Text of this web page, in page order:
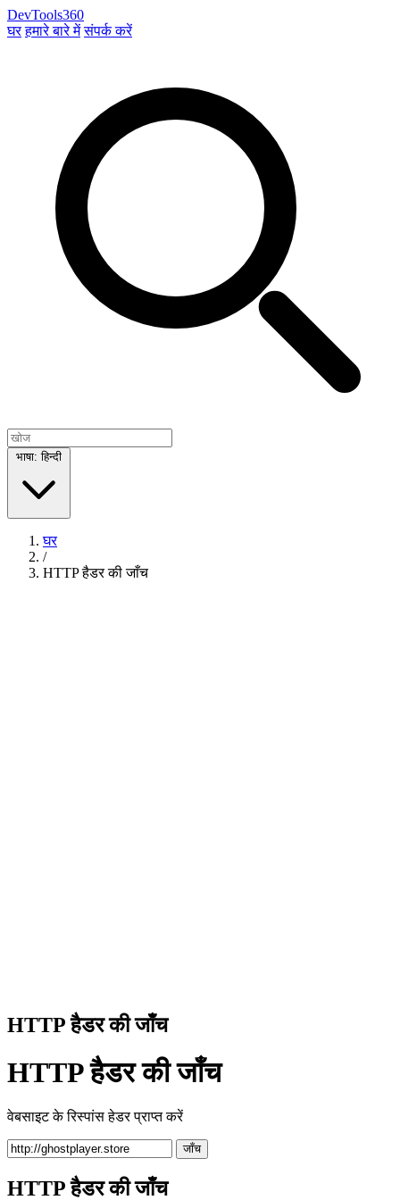
DevTools360
घर हमारे बारे में संपर्क करें
भाषा: हिन्दी
घर
/
HTTP हैडर की जाँच
HTTP हैडर की जाँच
HTTP हैडर की जाँच
वेबसाइट के रिस्पांस हेडर प्राप्त करें
जाँच
HTTP हैडर की जाँच